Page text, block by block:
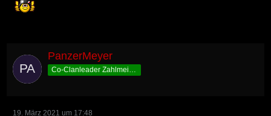
PanzerMeyer
19. März 2021 um 17:48